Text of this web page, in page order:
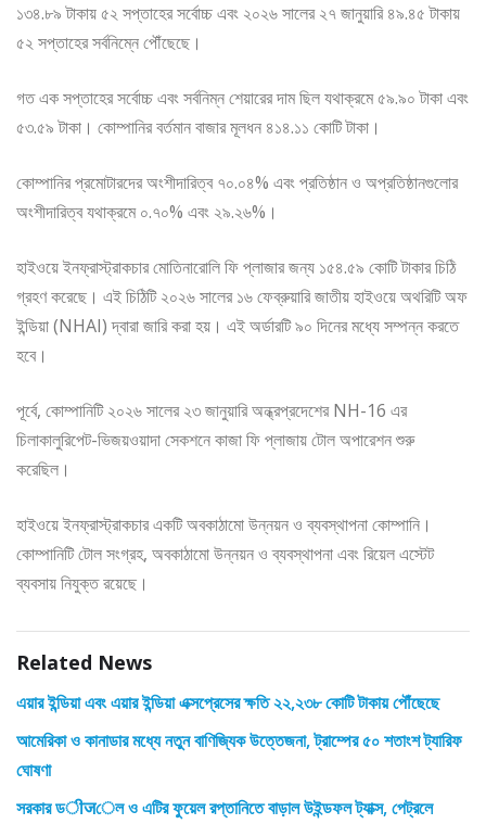
১৩৪.৮৯ টাকায় ৫২ সপ্তাহের সর্বোচ্চ এবং ২০২৬ সালের ২৭ জানুয়ারি ৪৯.৪৫ টাকায়
৫২ সপ্তাহের সর্বনিম্নে পৌঁছেছে।
গত এক সপ্তাহের সর্বোচ্চ এবং সর্বনিম্ন শেয়ারের দাম ছিল যথাক্রমে ৫৯.৯০ টাকা এবং
৫৩.৫৯ টাকা। কোম্পানির বর্তমান বাজার মূলধন ৪১৪.১১ কোটি টাকা।
কোম্পানির প্রমোটারদের অংশীদারিত্ব ৭০.০৪% এবং প্রতিষ্ঠান ও অপ্রতিষ্ঠানগুলোর
অংশীদারিত্ব যথাক্রমে ০.৭০% এবং ২৯.২৬%।
হাইওয়ে ইনফ্রাস্ট্রাকচার মোতিনারোলি ফি প্লাজার জন্য ১৫৪.৫৯ কোটি টাকার চিঠি
গ্রহণ করেছে। এই চিঠিটি ২০২৬ সালের ১৬ ফেব্রুয়ারি জাতীয় হাইওয়ে অথরিটি অফ
ইন্ডিয়া (NHAI) দ্বারা জারি করা হয়। এই অর্ডারটি ৯০ দিনের মধ্যে সম্পন্ন করতে
হবে।
পূর্বে, কোম্পানিটি ২০২৬ সালের ২৩ জানুয়ারি অন্ধ্রপ্রদেশের NH-16 এর
চিলাকালুরিপেট-ভিজয়ওয়াদা সেকশনে কাজা ফি প্লাজায় টোল অপারেশন শুরু
করেছিল।
হাইওয়ে ইনফ্রাস্ট্রাকচার একটি অবকাঠামো উন্নয়ন ও ব্যবস্থাপনা কোম্পানি।
কোম্পানিটি টোল সংগ্রহ, অবকাঠামো উন্নয়ন ও ব্যবস্থাপনা এবং রিয়েল এস্টেট
ব্যবসায় নিযুক্ত রয়েছে।
Related News
এয়ার ইন্ডিয়া এবং এয়ার ইন্ডিয়া এক্সপ্রেসের ক্ষতি ২২,২৩৮ কোটি টাকায় পৌঁছেছে
আমেরিকা ও কানাডার মধ্যে নতুন বাণিজ্যিক উত্তেজনা, ট্রাম্পের ৫০ শতাংশ ট্যারিফ
ঘোষণা
সরকার ডीजেল ও এটির ফুয়েল রপ্তানিতে বাড়াল উইন্ডফল ট্যাক্স, পেট্রলে